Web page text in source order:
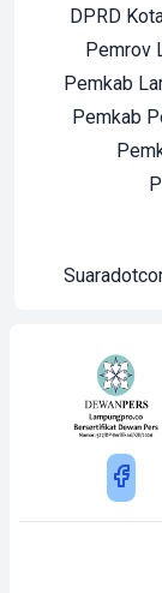
DPRD
Pemrov
Pemkab
Pemkab